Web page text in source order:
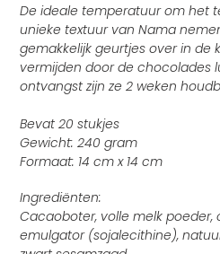
De ideale temperatuur om het
unieke textuur van Nama
gemakkelijk geurtjes over in de
vermijden door de chocolades
ontvangst zijn ze 2 weken
Bevat 20 stukjes
Gewicht: 240 gram
Formaat: 14 cm x 14 cm
Ingrediënten:
Cacaoboter, volle melk poeder,
emulgator (sojalecithine),